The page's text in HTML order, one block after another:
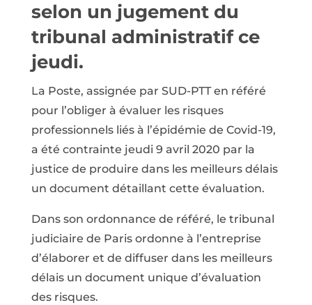
selon un jugement du
tribunal administratif ce
jeudi.
La Poste, assignée par SUD-PTT en référé
pour l’obliger à évaluer les risques
professionnels liés à l’épidémie de Covid-19,
a été contrainte jeudi 9 avril 2020 par la
justice de produire dans les meilleurs délais
un document détaillant cette évaluation.
Dans son ordonnance de référé, le tribunal
judiciaire de Paris ordonne à l’entreprise
d’élaborer et de diffuser dans les meilleurs
délais un document unique d’évaluation
des risques.